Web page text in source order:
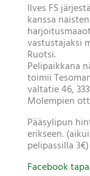
Ilves FS
kanssa
vastustajaksi
Ruotsi.
Pelipaikkana
toimii
valtatie 46,
Molempien
Pääsylipun
erikseen.
pelipassilla 3€)
Facebook